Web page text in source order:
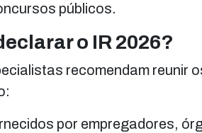
públicos.
o IR 2026?
recomendam reunir
por empregadores,